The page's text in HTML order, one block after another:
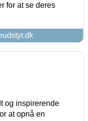
for at se deres
og inspirerende
at opnå en